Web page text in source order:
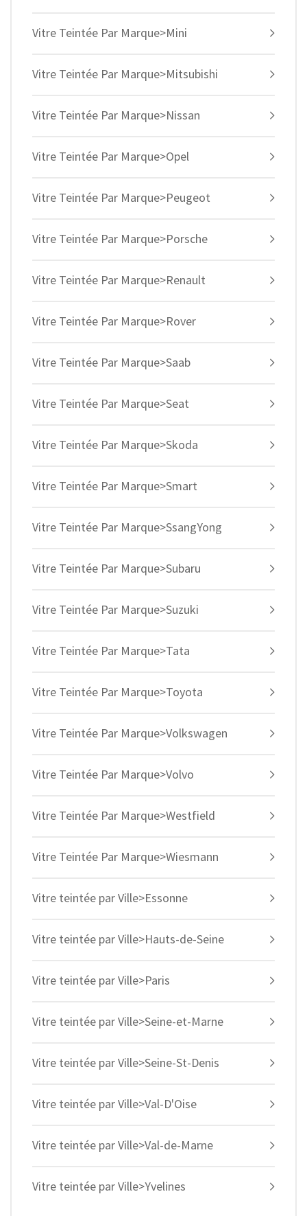
Vitre Teintée Par Marque>Mini
Vitre Teintée Par Marque>Mitsubishi
Vitre Teintée Par Marque>Nissan
Vitre Teintée Par Marque>Opel
Vitre Teintée Par Marque>Peugeot
Vitre Teintée Par Marque>Porsche
Vitre Teintée Par Marque>Renault
Vitre Teintée Par Marque>Rover
Vitre Teintée Par Marque>Saab
Vitre Teintée Par Marque>Seat
Vitre Teintée Par Marque>Skoda
Vitre Teintée Par Marque>Smart
Vitre Teintée Par Marque>SsangYong
Vitre Teintée Par Marque>Subaru
Vitre Teintée Par Marque>Suzuki
Vitre Teintée Par Marque>Tata
Vitre Teintée Par Marque>Toyota
Vitre Teintée Par Marque>Volkswagen
Vitre Teintée Par Marque>Volvo
Vitre Teintée Par Marque>Westfield
Vitre Teintée Par Marque>Wiesmann
Vitre teintée par Ville>Essonne
Vitre teintée par Ville>Hauts-de-Seine
Vitre teintée par Ville>Paris
Vitre teintée par Ville>Seine-et-Marne
Vitre teintée par Ville>Seine-St-Denis
Vitre teintée par Ville>Val-D'Oise
Vitre teintée par Ville>Val-de-Marne
Vitre teintée par Ville>Yvelines